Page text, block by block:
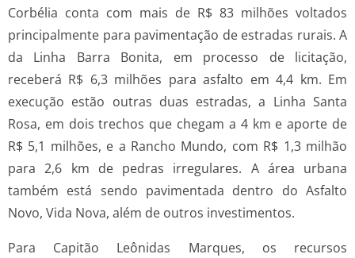
Corbélia conta com mais de R$ 83 milhões voltados
principalmente para pavimentação de estradas rurais. A
da Linha Barra Bonita, em processo de licitação,
receberá R$ 6,3 milhões para asfalto em 4,4 km. Em
execução estão outras duas estradas, a Linha Santa
Rosa, em dois trechos que chegam a 4 km e aporte de
R$ 5,1 milhões, e a Rancho Mundo, com R$ 1,3 milhão
para 2,6 km de pedras irregulares. A área urbana
também está sendo pavimentada dentro do Asfalto
Novo, Vida Nova, além de outros investimentos.
Para Capitão Leônidas Marques, os recursos